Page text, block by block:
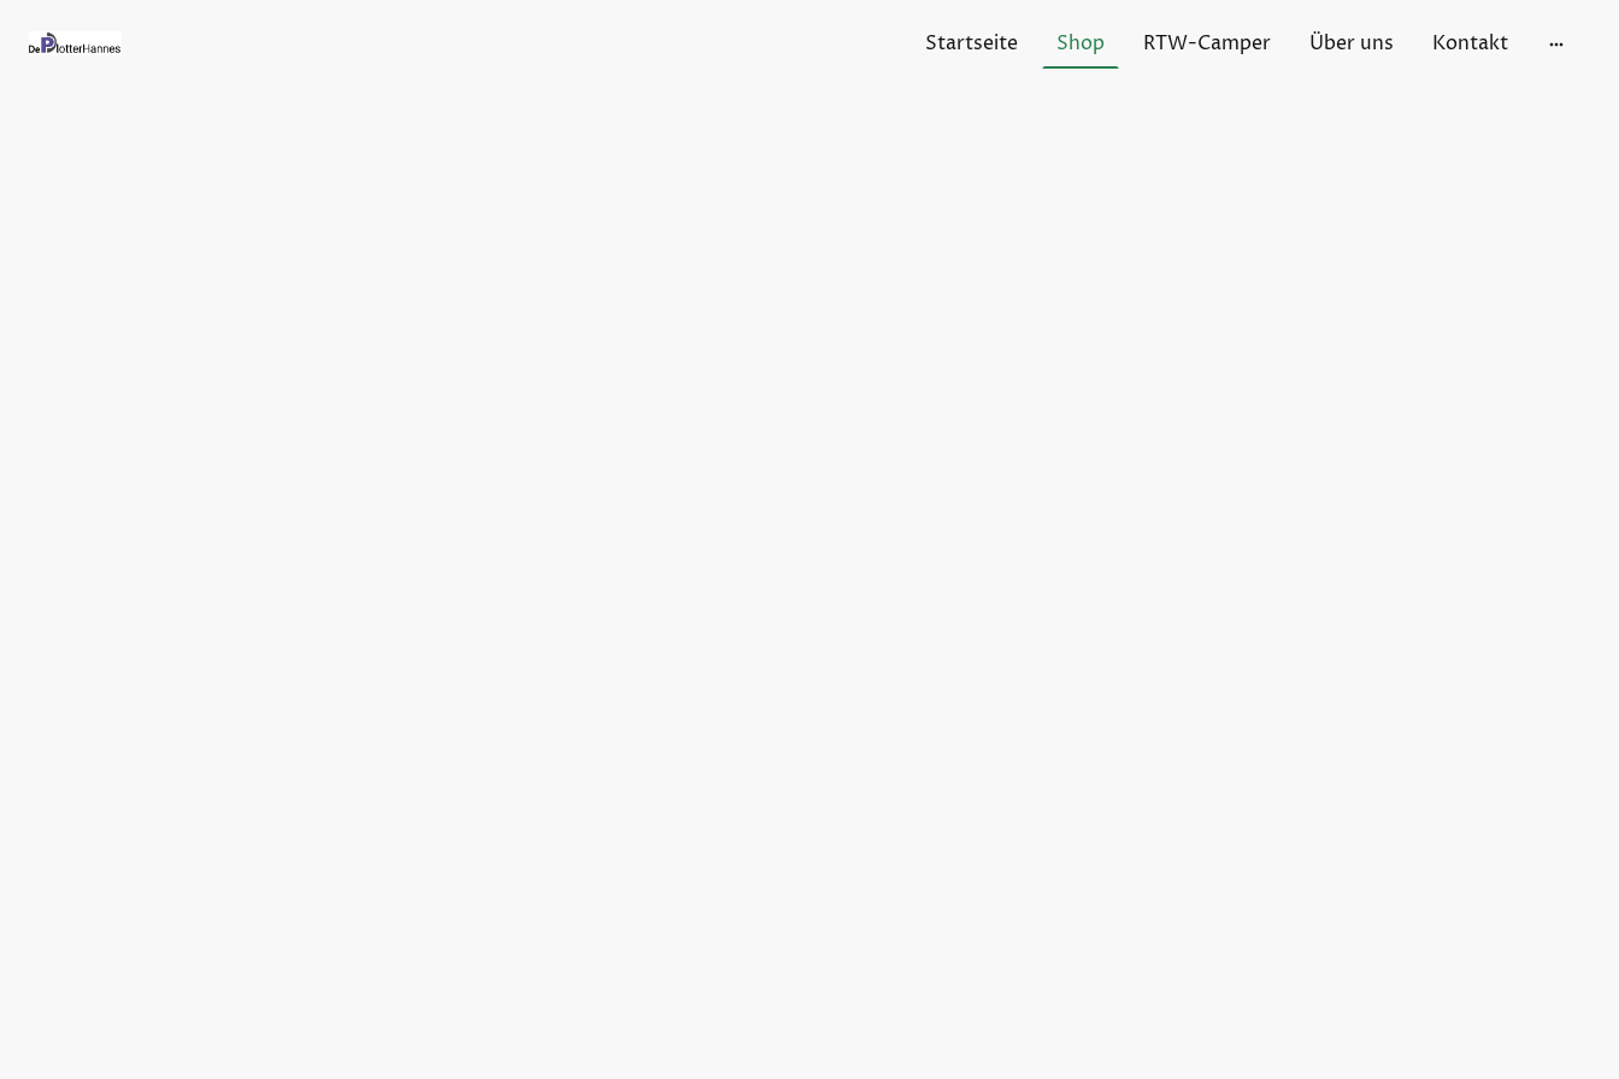
Startseite Shop RTW-Camper Über uns Kontakt